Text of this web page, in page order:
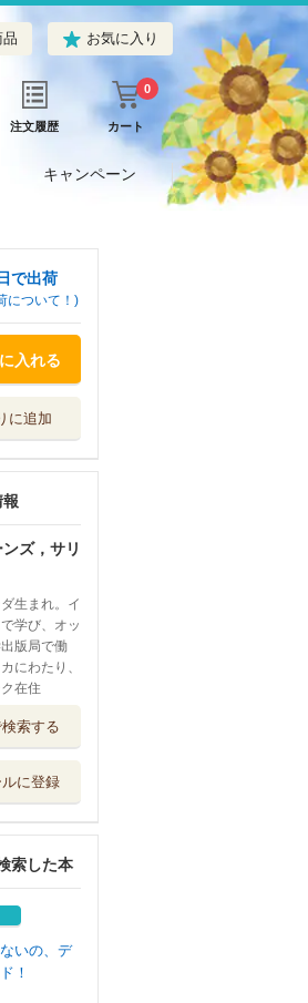
お気に入り
注文履歴 カート
0
キャンペーン
で出荷
について！)
入れる
に追加
ズ，サリ
生まれ。イ
学び、オッ
版局で働
にわたり、
在住
索する
に登録
索した本
？
スだよ、
Ｅ すべて
のなかに
いの、デ
！